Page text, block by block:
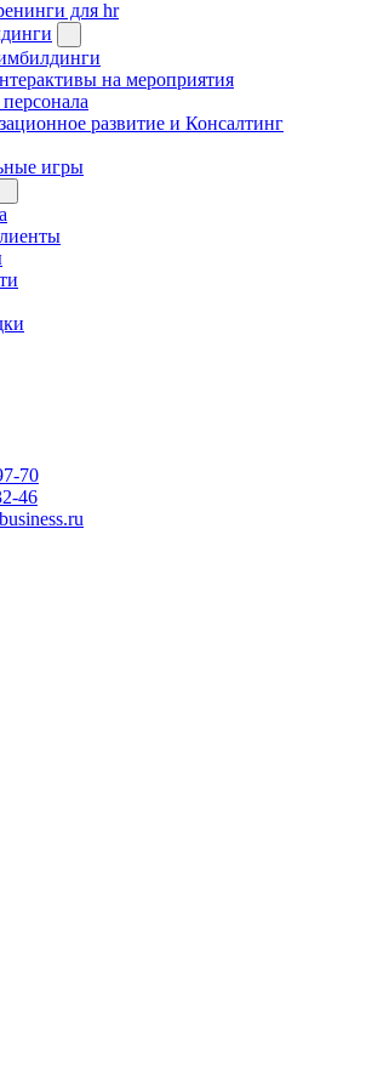
для hr
на мероприятия
развитие и Консалтинг
игры
70
46